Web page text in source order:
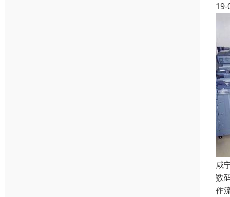
19-
咸
数
作